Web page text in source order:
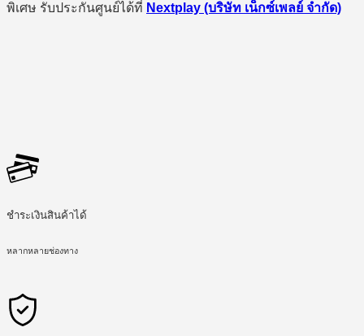
พิเศษ รับประกันศูนย์ได้ที่ Nextplay (บริษัท เน็กซ์เพลย์ จำกัด)
ชำระเงินสินค้าได้
หลากหลายช่องทาง